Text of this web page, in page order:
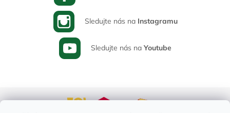
Sledujte nás na Instagramu
Sledujte nás na Youtube